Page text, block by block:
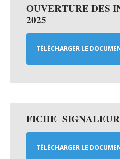
OUVERTURE DES
2025
TÉLÉCHARGER LE
FICHE_SIGNALEUR
TÉLÉCHARGER LE